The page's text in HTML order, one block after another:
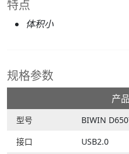
特点
体积小
规格参数
产
型号
BIWIN
接口
USB2.0